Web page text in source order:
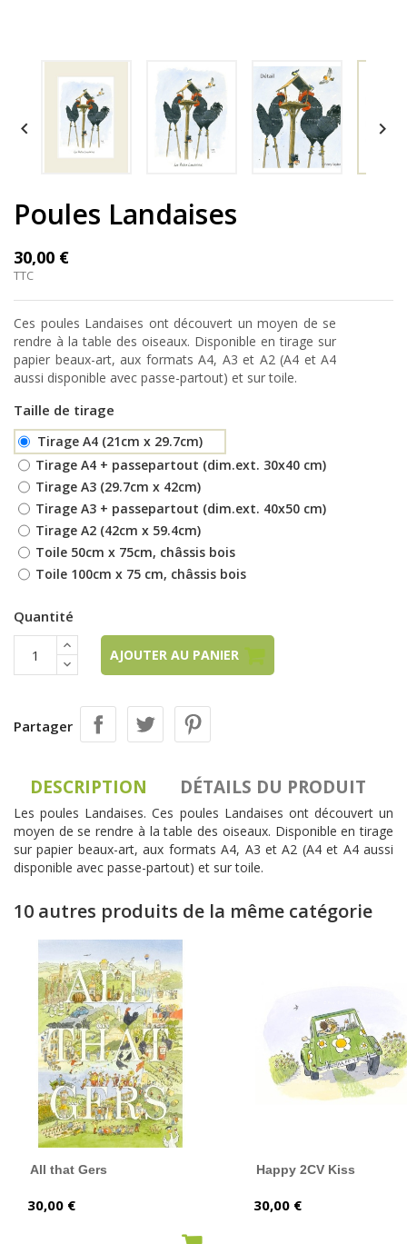
 
Poules Landaises
30,00 €
TTC
Ces poules Landaises ont découvert un moyen de se
rendre à la table des oiseaux. Disponible en tirage sur
papier beaux-art, aux formats A4, A3 et A2 (A4 et A4
aussi disponible avec passe-partout) et sur toile.
Taille de tirage
Tirage A4 (21cm x 29.7cm)
Tirage A4 + passepartout (dim.ext. 30x40 cm)
Tirage A3 (29.7cm x 42cm)
Tirage A3 + passepartout (dim.ext. 40x50 cm)
Tirage A2 (42cm x 59.4cm)
Toile 50cm x 75cm, châssis bois
Toile 100cm x 75 cm, châssis bois
Quantité
AJOUTER AU PANIER
Partager
DESCRIPTION DÉTAILS DU PRODUIT
Les poules Landaises. Ces poules Landaises ont découvert un
moyen de se rendre à la table des oiseaux. Disponible en tirage
sur papier beaux-art, aux formats A4, A3 et A2 (A4 et A4 aussi
disponible avec passe-partout) et sur toile.
10 autres produits de la même catégorie
All that Gers
Prix
30,00 €
Happy 2CV Kiss
Prix
30,00 €